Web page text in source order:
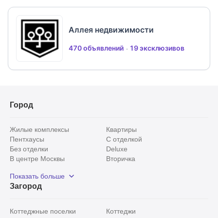
ИНФРАСТРУКТУРА: В шаговой доступности
поселок Нахабино с развитой инфраструктурой:
общественный транспорт, ж/д станция, школы и
детские сады, поликлиник и банки, салоны
красоты и фитнес клубы. В 3 мин на автомобиле
ТЦ Павлово подворье и Павловская гимназия.
Аллея недвижимости
470 объявлений 19 эксклюзивов
Город
Жилые комплексы
Квартиры
Пентхаусы
С отделкой
Без отделки
Deluxe
В центре Москвы
Вторичка
Рядом с парком
С панорамными окнами
Показать больше
Загород
Коттеджные поселки
Коттеджи